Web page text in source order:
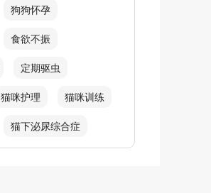
狗狗怀孕
食欲不振
定期驱虫
猫咪护理 猫咪训练
猫下泌尿综合症